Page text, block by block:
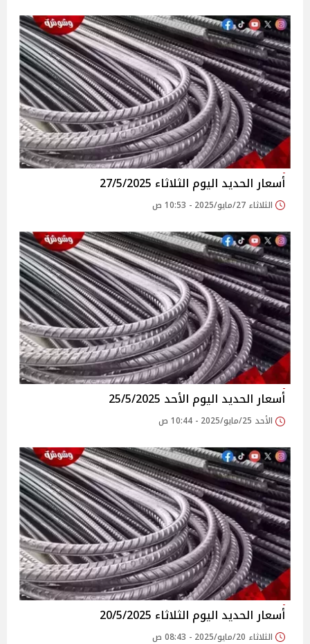
أسعار الحديد اليوم الثلاثاء 27/5/2025
الثلاثاء 27/مايو/2025 - 10:53 ص
أسعار الحديد اليوم الأحد 25/5/2025
الأحد 25/مايو/2025 - 10:44 ص
أسعار الحديد اليوم الثلاثاء 20/5/2025
الثلاثاء 20/مايو/2025 - 08:43 ص